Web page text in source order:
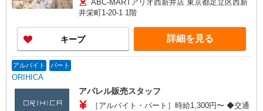
ABC-MARTアリオ西新井店 東京都足立区西新
井栄町1-20-1 1階
キープ 詳細を見る
アルバイト パート
ORIHICA
アパレル販売スタッフ
［アルバイト・パート］時給1,300円〜 ◆交通